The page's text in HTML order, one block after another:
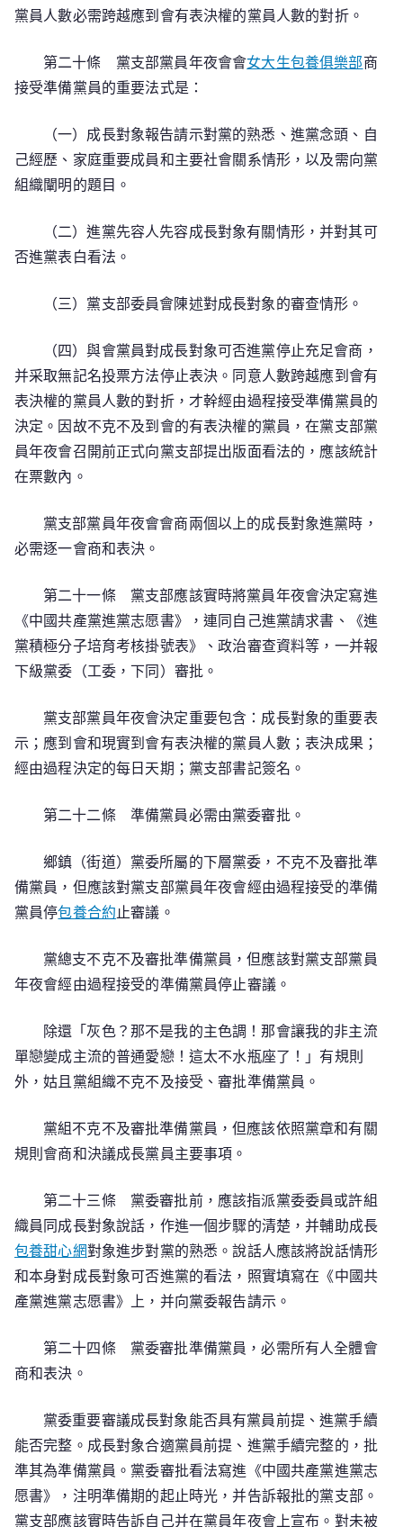
黨員人數必需跨越應到會有表決權的黨員人數的對折。
第二十條 黨支部黨員年夜會會女大生包養俱樂部商
接受準備黨員的重要法式是：
（一）成長對象報告請示對黨的熟悉、進黨念頭、自
己經歷、家庭重要成員和主要社會關系情形，以及需向黨
組織闡明的題目。
（二）進黨先容人先容成長對象有關情形，并對其可
否進黨表白看法。
（三）黨支部委員會陳述對成長對象的審查情形。
（四）與會黨員對成長對象可否進黨停止充足會商，
并采取無記名投票方法停止表決。同意人數跨越應到會有
表決權的黨員人數的對折，才幹經由過程接受準備黨員的
決定。因故不克不及到會的有表決權的黨員，在黨支部黨
員年夜會召開前正式向黨支部提出版面看法的，應該統計
在票數內。
黨支部黨員年夜會會商兩個以上的成長對象進黨時，
必需逐一會商和表決。
第二十一條 黨支部應該實時將黨員年夜會決定寫進
《中國共產黨進黨志愿書》，連同自己進黨請求書、《進
黨積極分子培育考核掛號表》、政治審查資料等，一并報
下級黨委（工委，下同）審批。
黨支部黨員年夜會決定重要包含：成長對象的重要表
示；應到會和現實到會有表決權的黨員人數；表決成果；
經由過程決定的每日天期；黨支部書記簽名。
第二十二條 準備黨員必需由黨委審批。
鄉鎮（街道）黨委所屬的下層黨委，不克不及審批準
備黨員，但應該對黨支部黨員年夜會經由過程接受的準備
黨員停包養合約止審議。
黨總支不克不及審批準備黨員，但應該對黨支部黨員
年夜會經由過程接受的準備黨員停止審議。
除還「灰色？那不是我的主色調！那會讓我的非主流
單戀變成主流的普通愛戀！這太不水瓶座了！」有規則
外，姑且黨組織不克不及接受、審批準備黨員。
黨組不克不及審批準備黨員，但應該依照黨章和有關
規則會商和決議成長黨員主要事項。
第二十三條 黨委審批前，應該指派黨委委員或許組
織員同成長對象說話，作進一個步驟的清楚，并輔助成長
包養甜心網對象進步對黨的熟悉。說話人應該將說話情形
和本身對成長對象可否進黨的看法，照實填寫在《中國共
產黨進黨志愿書》上，并向黨委報告請示。
第二十四條 黨委審批準備黨員，必需所有人全體會
商和表決。
黨委重要審議成長對象能否具有黨員前提、進黨手續
能否完整。成長對象合適黨員前提、進黨手續完整的，批
準其為準備黨員。黨委審批看法寫進《中國共產黨進黨志
愿書》，注明準備期的起止時光，并告訴報批的黨支部。
黨支部應該實時告訴自己并在黨員年夜會上宣布。對未被